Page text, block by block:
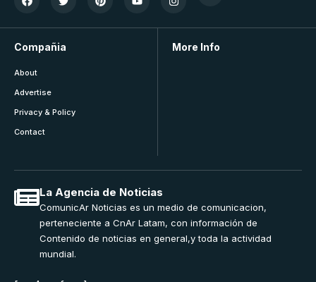
Compañia
About
Advertise
Privacy & Policy
Contact
More Info
La Agencia de Noticias
ComunicAr Noticias es un medio de comunicacion,
perteneciente a CnAr Latam, con información de
Contenido de noticias en general,y toda la actividad
mundial.